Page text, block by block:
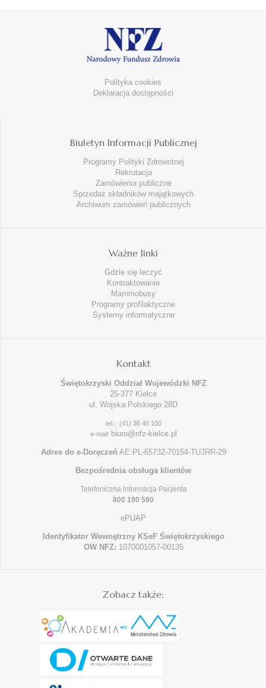
Polityka cookies
Deklaracja dostępności
Biuletyn Informacji Publicznej
Programy Polityki Zdrowotnej
Rekrutacja
Zamówienia publiczne
Sprzedaż składników majątkowych
Archiwum zamówień publicznych
Ważne linki
Gdzie się leczyć
Kontraktowanie
Mammobusy
Programy profilaktyczne
Systemy informatyczne
Kontakt
Świętokrzyski Oddział Wojewódzki NFZ
25-377 Kielce
ul. Wojska Polskiego 28D
tel.: (41) 36 46 100
e-mail: biuro@nfz-kielce.pl
Adres do e-Doręczeń AE:PL-65732-70154-TUJRR-29
Bezpośrednia obsługa klientów
Telefoniczna Informacja Pacjenta
800 190 590
ePUAP
Identyfikator Wewnętrzny KSeF Świętokrzyskiego
OW NFZ: 1070001057-00135
Zobacz także: